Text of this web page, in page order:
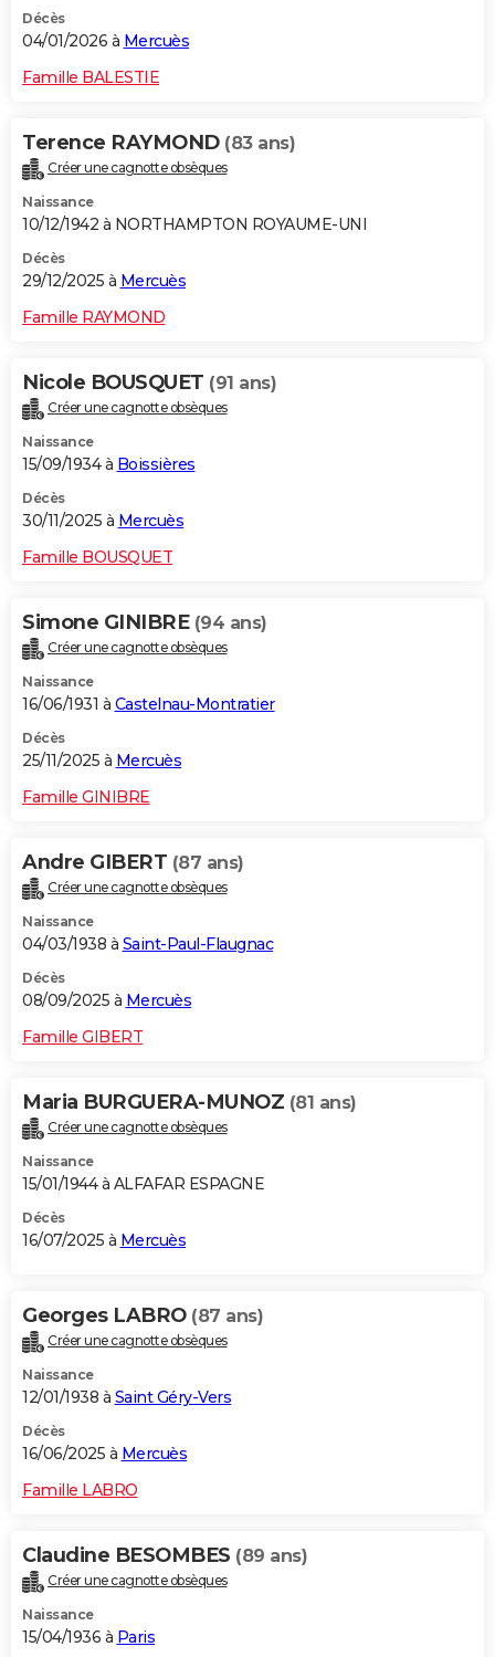
Décès
04/01/2026 à Mercuès
Famille BALESTIE
Terence RAYMOND (83 ans)
Créer une cagnotte obsèques
Naissance
10/12/1942 à NORTHAMPTON ROYAUME-UNI
Décès
29/12/2025 à Mercuès
Famille RAYMOND
Nicole BOUSQUET (91 ans)
Créer une cagnotte obsèques
Naissance
15/09/1934 à Boissières
Décès
30/11/2025 à Mercuès
Famille BOUSQUET
Simone GINIBRE (94 ans)
Créer une cagnotte obsèques
Naissance
16/06/1931 à Castelnau-Montratier
Décès
25/11/2025 à Mercuès
Famille GINIBRE
Andre GIBERT (87 ans)
Créer une cagnotte obsèques
Naissance
04/03/1938 à Saint-Paul-Flaugnac
Décès
08/09/2025 à Mercuès
Famille GIBERT
Maria BURGUERA-MUNOZ (81 ans)
Créer une cagnotte obsèques
Naissance
15/01/1944 à ALFAFAR ESPAGNE
Décès
16/07/2025 à Mercuès
Georges LABRO (87 ans)
Créer une cagnotte obsèques
Naissance
12/01/1938 à Saint Géry-Vers
Décès
16/06/2025 à Mercuès
Famille LABRO
Claudine BESOMBES (89 ans)
Créer une cagnotte obsèques
Naissance
15/04/1936 à Paris